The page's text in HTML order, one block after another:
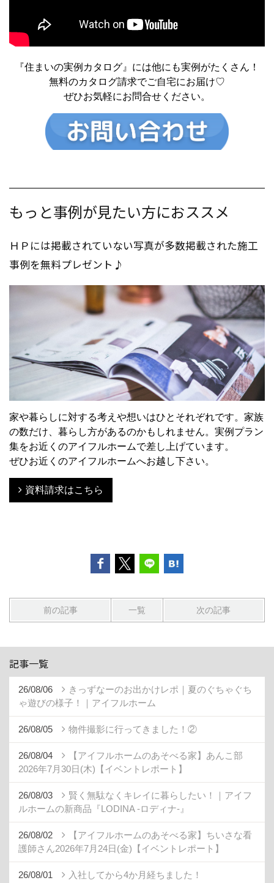
『住まいの実例カタログ』には他にも実例がたくさん！
無料のカタログ請求でご自宅にお届け♡
ぜひお気軽にお問合せください。
もっと事例が見たい方におススメ
ＨＰには掲載されていない写真が多数掲載された施工
事例を無料プレゼント♪
家や暮らしに対する考えや想いはひとそれぞれです。家族
の数だけ、暮らし方があるのかもしれません。実例プラン
集をお近くのアイフルホームで差し上げています。
ぜひお近くのアイフルホームへお越し下さい。
資料請求はこちら
前の記事 一覧 次の記事
記事一覧
26/08/06
きっずなーのお出かけレポ｜夏のぐちゃぐち
ゃ遊びの様子！｜アイフルホーム
26/08/05 物件撮影に行ってきました！②
26/08/04
【アイフルホームのあそべる家】あんこ部
2026年7月30日(木)【イベントレポート】
26/08/03
賢く無駄なくキレイに暮らしたい！｜アイフ
ルホームの新商品『LODINA -ロディナ-』
26/08/02
【アイフルホームのあそべる家】ちいさな看
護師さん2026年7月24日(金)【イベントレポート】
26/08/01 入社してから4か月経ちました！